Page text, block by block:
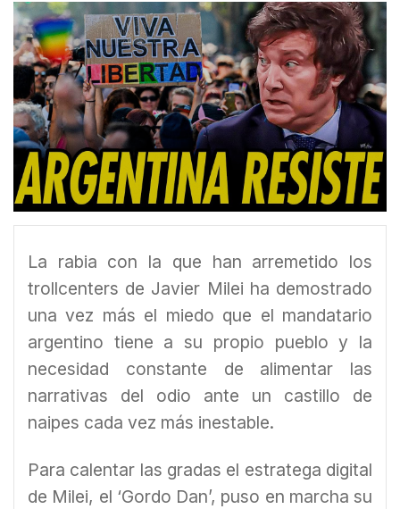
La rabia con la que han arremetido los
trollcenters de Javier Milei ha demostrado
una vez más el miedo que el mandatario
argentino tiene a su propio pueblo y la
necesidad constante de alimentar las
narrativas del odio ante un castillo de
naipes cada vez más inestable.
Para calentar las gradas el estratega digital
de Milei, el ‘Gordo Dan’, puso en marcha su